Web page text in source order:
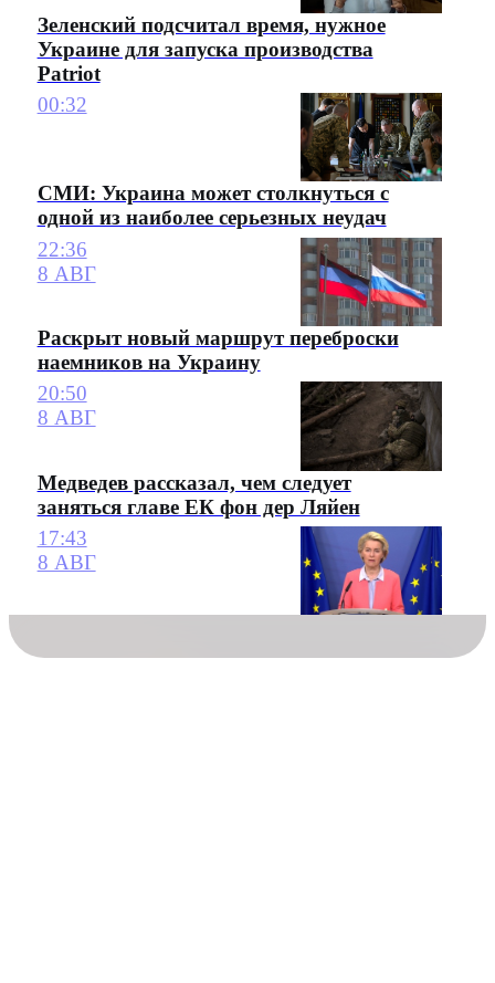
Зеленский подсчитал время, нужное
Украине для запуска производства
Patriot
00:32
СМИ: Украина может столкнуться с
одной из наиболее серьезных неудач
22:36
8 АВГ
Раскрыт новый маршрут переброски
наемников на Украину
20:50
8 АВГ
Медведев рассказал, чем следует
заняться главе ЕК фон дер Ляйен
17:43
8 АВГ